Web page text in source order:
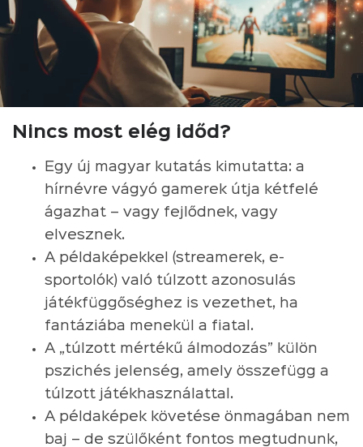
Nincs most elég időd?
Egy új magyar kutatás kimutatta: a
hírnévre vágyó gamerek útja kétfelé
ágazhat – vagy fejlődnek, vagy
elvesznek.
A példaképekkel (streamerek, e-
sportolók) való túlzott azonosulás
játékfüggőséghez is vezethet, ha
fantáziába menekül a fiatal.
A „túlzott mértékű álmodozás” külön
pszichés jelenség, amely összefügg a
túlzott játékhasználattal.
A példaképek követése önmagában nem
baj – de szülőként fontos megtudnunk,